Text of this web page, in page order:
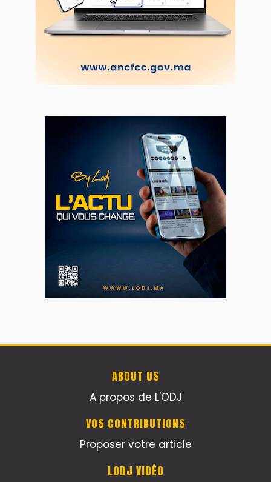
ABOUT US
A propos de L'ODJ
VOS CONTRIBUTIONS
Proposer votre article
LODJ VIDÉO